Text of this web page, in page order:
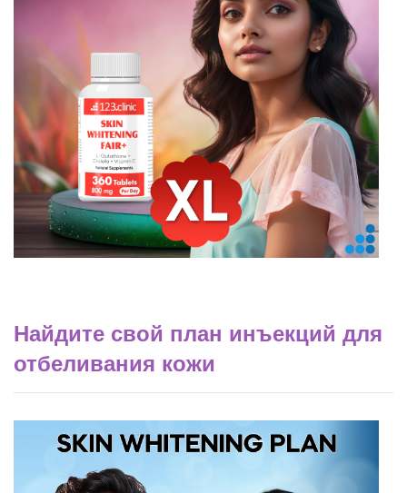
Найдите свой план инъекций для
отбеливания кожи